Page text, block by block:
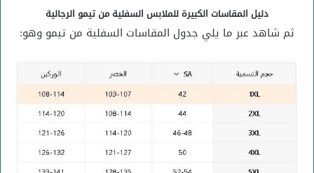
دليل المقاسات الكبيرة للملابس السفلية من تيمو الرجالية
ثم شاهد عبر ما يلي جدول المقاسات السفلية من تيمو وهو: